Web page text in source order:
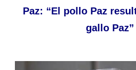
Paz: “El pollo Paz
gallo Paz”